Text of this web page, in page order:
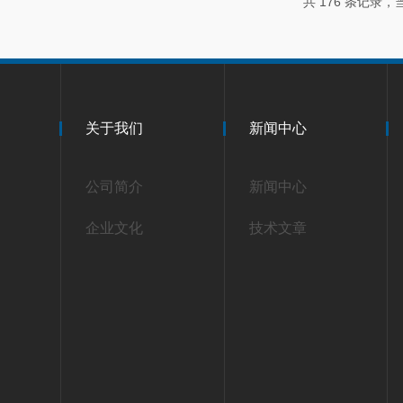
关于我们
公司简介
企业文化
新闻中心
新闻中心
技术文章